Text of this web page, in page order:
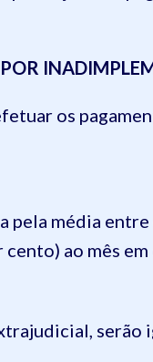
os
pela média
ao mês
serão